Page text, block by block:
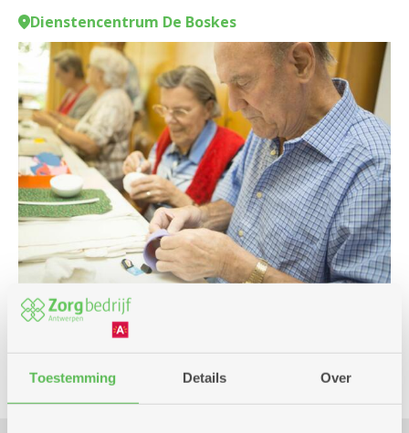
Toestemming Details Over
Dienstencentrum De Boskes
Club